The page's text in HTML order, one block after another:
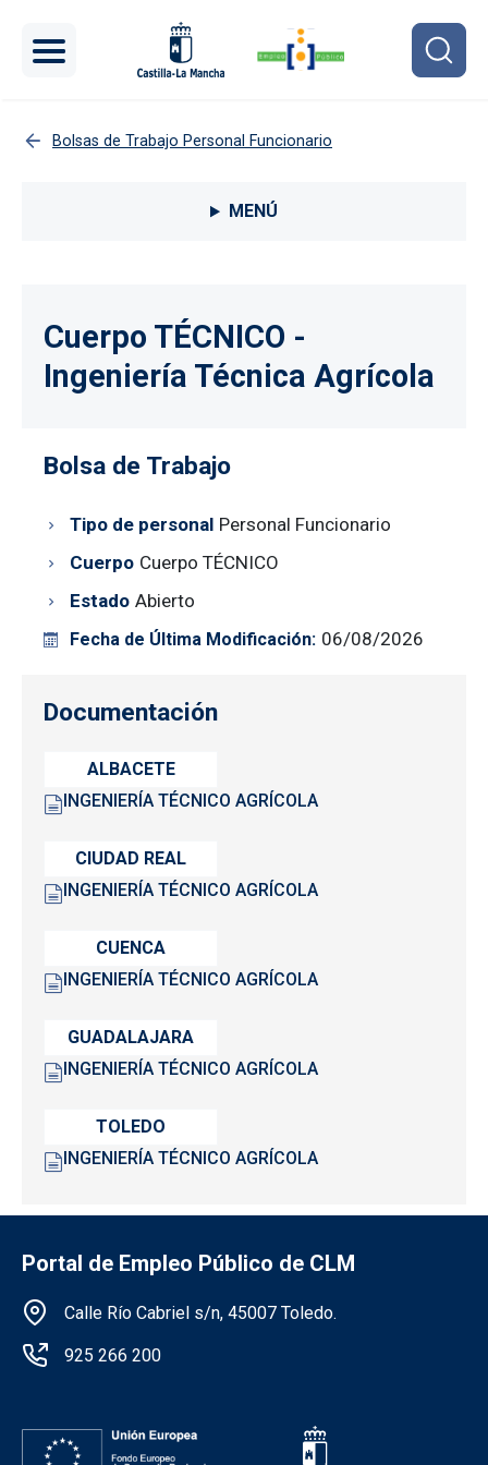
Bolsas de Trabajo Personal Funcionario
Menú lateral Procesos selectivos
MENÚ
Cuerpo TÉCNICO -
Ingeniería Técnica Agrícola
Bolsa de Trabajo
Tipo de personal Personal Funcionario
Cuerpo Cuerpo TÉCNICO
Estado Abierto
Fecha de Última Modificación: 06/08/2026
Documentación
ALBACETE
INGENIERÍA TÉCNICO AGRÍCOLA
CIUDAD REAL
INGENIERÍA TÉCNICO AGRÍCOLA
CUENCA
INGENIERÍA TÉCNICO AGRÍCOLA
GUADALAJARA
INGENIERÍA TÉCNICO AGRÍCOLA
TOLEDO
INGENIERÍA TÉCNICO AGRÍCOLA
Portal de Empleo Público de CLM
Información de la institución
Calle Río Cabriel s/n, 45007 Toledo.
925 266 200